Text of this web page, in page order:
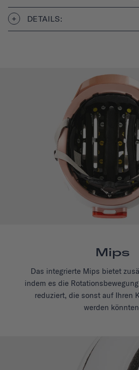
DETAILS:
Mips
Das integrierte Mips bietet
indem es die
reduziert, die sonst auf Ihren
werden